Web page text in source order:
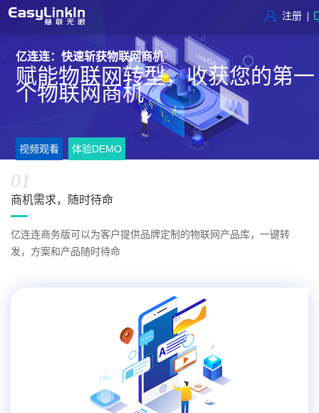
注册
亿连连：快速斩获物联网商机
赋能物联网转型，收获您的第一
个物联网商机
视频观看 体验DEMO
01
商机需求，随时待命
亿连连商务版可以为客户提供品牌定制的物联网产品库，一键转
发，方案和产品随时待命